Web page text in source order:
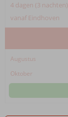
4 dagen (3 nachten)
vanaf Eindhoven
Augustus
Oktober